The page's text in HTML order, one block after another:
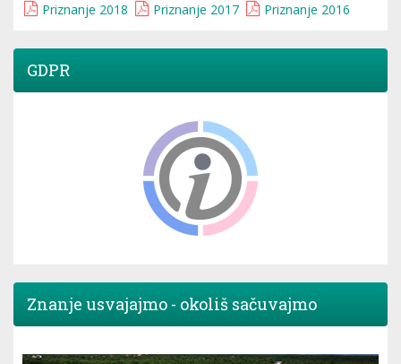
Priznanje 2018
Priznanje 2017 Priznanje 2016
GDPR
Znanje usvajajmo - okoliš sačuvajmo